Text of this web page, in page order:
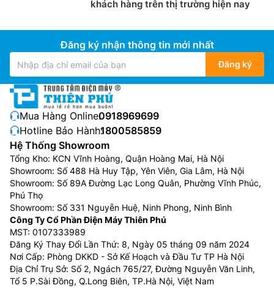
khách hàng trên thị trường hiện nay
Đăng ký nhận thông tin mới nhất
Đăng ký
Mua Hàng Online:0918969699
Hotline Bảo Hành:1800585859
Hệ Thống Showroom
Tổng Kho: KCN Vĩnh Hoàng, Quận Hoàng Mai, Hà Nội
Showroom: Số 488 Hà Huy Tập, Yên Viên, Gia Lâm, Hà Nội
Showroom: Số 89A Đường Lạc Long Quân, Phường Vĩnh Phúc,
Phú Thọ
Showroom: Số 331 Nguyễn Huệ, Ninh Phong, Ninh Bình
Công Ty Cổ Phần Điện Máy Thiên Phú
MST: 0107333989
Đăng Ký Thay Đổi Lần Thứ: 8, Ngày 05 tháng 09 năm 2024
Nơi Cấp: Phòng DKKD - Sở Kế Hoạch và Đầu Tư TP Hà Nội
Địa Chỉ Trụ Sở: Số 2, Ngách 765/27, Đường Nguyễn Văn Linh,
Tổ 5 P.Sài Đồng, Q.Long Biên, TP.Hà Nội, Việt Nam